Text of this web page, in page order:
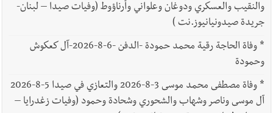
والنقيب والعسكري ودوغان وعلواني وأرناؤوط (وفيات صيدا – لبنان-
جريدة صيدونيانيوز.نت )
*
وفاة الحاجة رقية محمد حمودة -الدفن -6-8-2026-آل كعكوش
وحمودة
*
وفاة مصطفى محمد موسى 3-8-2026 والتعازي في صيدا 5-8-2026
آل موسى وناصر وشهاب والشحوري وشحادة وحمود (وفيات زغدرايا –